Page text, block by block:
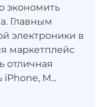
экономить
Главным
электроники в
маркетплейс
отличная
M...